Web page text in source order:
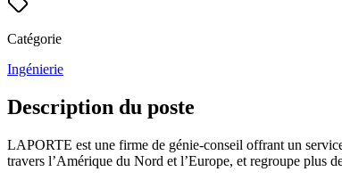
Catégorie
Ingénierie
Description du poste
LAPORTE est une firme de génie-conseil offrant un
travers l’Amérique du Nord et l’Europe, et regroupe plus